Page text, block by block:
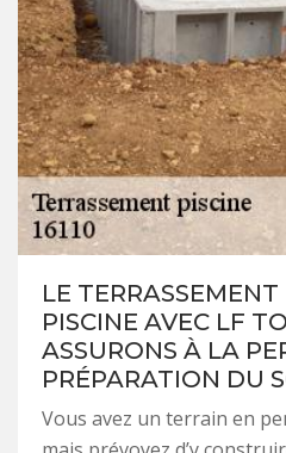
LE
PISCINE AVEC LF
ASSURONS À LA
PRÉPARATION DU
Vous avez un terrain en